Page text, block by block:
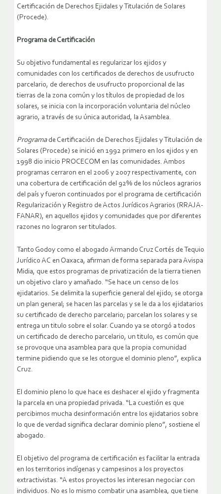
Certificación de Derechos Ejidales y Titulación de Solares
(Procede).
Programa de Certificación
Su objetivo fundamental es regularizar los ejidos y
comunidades con los certificados de derechos de usufructo
parcelario, de derechos de usufructo proporcional de las
tierras de la zona común y los títulos de propiedad de los
solares, se inicia con la incorporación voluntaria del núcleo
agrario, a través de su única autoridad, la Asamblea.
Programade Certificación de Derechos Ejidales y Titulación de
Solares (Procede) se inició en 1992 primero en los ejidos y en
1998 dio inicio PROCECOM en las comunidades. Ambos
programas cerraron en el 2006 y 2007 respectivamente, con
una cobertura de certificación del 92% de los núcleos agrarios
del país y fueron continuados por el programa de certificación
Regularización y Registro de Actos Jurídicos Agrarios (RRAJA-
FANAR), en aquellos ejidos y comunidades que por diferentes
razones no lograron ser titulados.
Tanto Godoy como el abogado Armando Cruz Cortés de Tequio
Jurídico AC en Oaxaca, afirman de forma separada para Avispa
Midia, que estos programas de privatización de la tierra tienen
un objetivo claro y amañado. “Se hace un censo de los
ejidatarios. Se delimita la superficie general del ejido; se otorga
un plan general; se hacen las parcelas y se le da a los ejidatarios
su certificado de derecho parcelario; parcelan los solares y se
entrega un titulo sobre el solar. Cuando ya se otorgó a todos
un certificado de derecho parcelario, un titulo, es común que
se provoque una asamblea para que la propia comunidad
termine pidiendo que se les otorgue el dominio pleno”, explica
Cruz.
El dominio pleno lo que hace es deshacer el ejido y fragmenta
la parcela en una propiedad privada. “La cuestión es que
percibimos mucha desinformación entre los ejidatarios sobre
lo que de verdad significa declarar dominio pleno”, sostiene el
abogado.
El objetivo del programa de certificación es facilitar la entrada
en los territorios indígenas y campesinos a los proyectos
extractivistas. “A estos proyectos les interesan negociar con
individuos. No es lo mismo combatir una asamblea, que tiene